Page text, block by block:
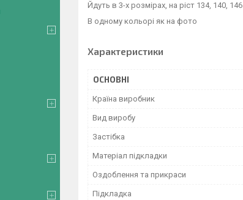
Йдуть в 3-х розмірах, на ріст 134, 140, 146
В одному кольорі як на фото
Характеристики
ОСНОВНІ
Країна виробник
Вид виробу
Застібка
Матеріал підкладки
Оздоблення та прикраси
Підкладка